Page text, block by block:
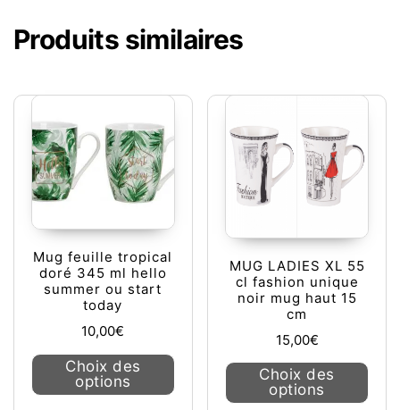
Produits similaires
Mug feuille tropical
doré 345 ml hello
summer ou start
today
10,00€
Choix des
options
Ce produit a plusieurs variations.
MUG LADIES XL 55
cl fashion unique
noir mug haut 15
cm
15,00€
Choix des
options